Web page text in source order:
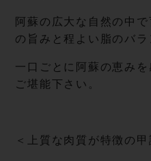
阿蘇の広大な自然の中
の旨みと程よい脂のバラ
一口ごとに阿蘇の恵み
ご堪能下さい。
＜上質な肉質が特徴の甲